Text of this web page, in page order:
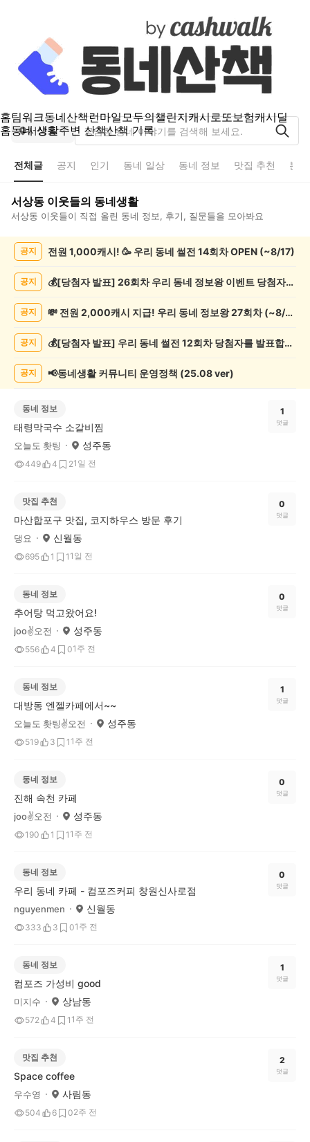
홈팀워크동네산책런마일모두의챌린지캐시로또보험캐시딜
홈동네 생활주변 산책산책 기록
서상동
전체글 공지 인기 동네 일상 동네 정보 맛집 추천 분
서상동 이웃들의 동네생활
서상동 이웃들이 직접 올린 동네 정보, 후기, 질문들을 모아봐요
공지 전원 1,000캐시! 🥳 우리 동네 썰전 14회차 OPEN (~8/17)
공지 💰[당첨자 발표] 26회차 우리 동네 정보왕 이벤트 당첨자를 발표합니다!
공지 💸 전원 2,000캐시 지급! 우리 동네 정보왕 27회차 (~8/10)
공지 💰[당첨자 발표] 우리 동네 썰전 12회차 당첨자를 발표합니다!
공지 📢동네생활 커뮤니티 운영정책 (25.08 ver)
동네 정보
태령막국수 소갈비찜
오늘도 홧팅 성주동
449 4 21일 전
1
댓글
맛집 추천
마산합포구 맛집, 코지하우스 방문 후기
댕요 신월동
695 1 1 1일 전
0
댓글
동네 정보
추어탕 먹고왔어요!
joo✌️오전 성주동
556 4 01주 전
0
댓글
동네 정보
대방동 엔젤카페에서~~
오늘도 홧팅✌️오전 성주동
519 3 1 1주 전
1
댓글
동네 정보
진해 속천 카페
joo✌️오전 성주동
190 1 1 1주 전
0
댓글
동네 정보
우리 동네 카페 - 컴포즈커피 창원신사로점
nguyenmen 신월동
333 3 01주 전
0
댓글
동네 정보
컴포즈 가성비 good
미지수 상남동
572 4 1 1주 전
1
댓글
맛집 추천
Space coffee
우수영 사림동
504 6 02주 전
2
댓글